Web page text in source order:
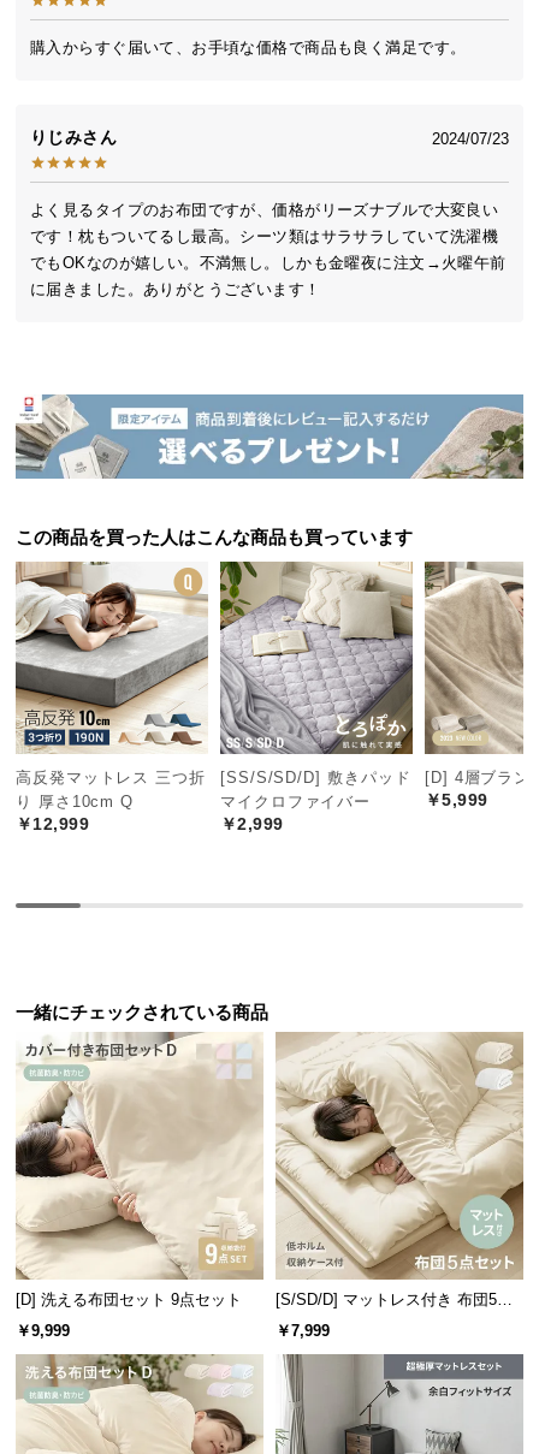
送
料
い
て
大
型
商
品
に
つ
い
中
型
商
品
の
送
に
つ
い
て
型
配
送
に
つ
い
て
梱
置
サ
ー
ビ
ス
掛け布団・敷き布団・枕の寝具3点に、各種カバーと便利な収納ケー
セット内容
掛け布団 掛け布団カバー
敷き布団 敷き布団カバー
購入からすぐ届いて、お手頃な価格で商品も良く満足です。
りじみ 2024/07/23
よく見るタイプのお布団ですが、価格がリーズナブルで大変良い
です！枕もついてるし最高。シーツ類はサラサラしていて洗濯機
でもOKなのが嬉しい。不満無し。しかも金曜夜に注文→火曜午前
に届きました。ありがとうございます！
この商品を買った人はこんな商品も買っています
高反発マットレス 三つ折
り 厚さ10cm Q
￥12,999
[SS/S/SD/D] 敷きパッド
マイクロファイバー
￥2,999
[D] 4層ブラン
￥5,999
一緒にチェックされている商品
[D] 洗える布団セット 9点セット
￥9,999
[S/SD/D] マットレス付き 布団5点
セット
￥7,999